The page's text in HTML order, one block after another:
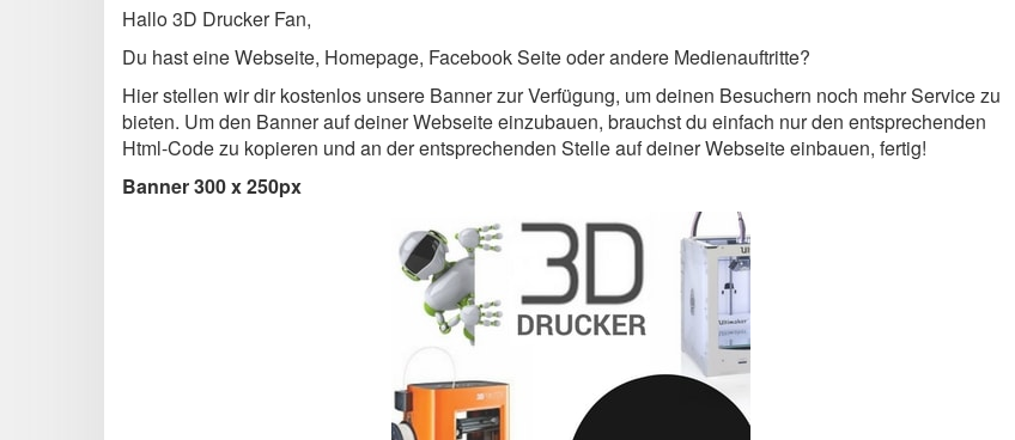
Hallo 3D Drucker Fan,
Du hast eine Webseite, Homepage, Facebook Seite oder andere Medienauftritte?
Hier stellen wir dir kostenlos unsere Banner zur Verfügung, um deinen Besuchern noch mehr Service zu
bieten. Um den Banner auf deiner Webseite einzubauen, brauchst du einfach nur den entsprechenden
Html-Code zu kopieren und an der entsprechenden Stelle auf deiner Webseite einbauen, fertig!
Banner 300 x 250px